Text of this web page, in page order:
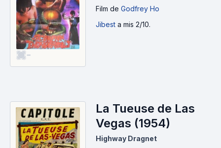
-
Film de Godfrey Ho
Jibest a mis 2/10.
La Tueuse de Las
Vegas (1954)
Highway Dragnet